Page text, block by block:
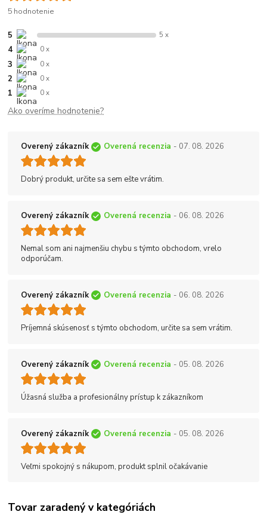
5 hodnotenie
5 5 x
4 0 x
3 0 x
2 0 x
1 0 x
Ako overíme hodnotenie?
Overený zákazník Overená recenzia - 07. 08. 2026
Dobrý produkt, určite sa sem ešte vrátim.
Overený zákazník Overená recenzia - 06. 08. 2026
Nemal som ani najmenšiu chybu s týmto obchodom, vrelo
odporúčam.
Overený zákazník Overená recenzia - 06. 08. 2026
Príjemná skúsenosť s týmto obchodom, určite sa sem vrátim.
Overený zákazník Overená recenzia - 05. 08. 2026
Úžasná služba a profesionálny prístup k zákazníkom
Overený zákazník Overená recenzia - 05. 08. 2026
Veľmi spokojný s nákupom, produkt splnil očakávanie
Tovar zaradený v kategóriách